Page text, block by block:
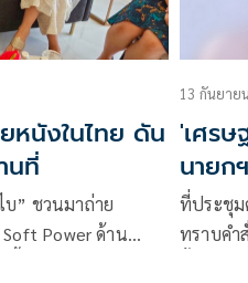
หนังในไทย ดัน
นที่
บ” ชวนมาถ่าย
Power ด้าน
13 กันยาย
'เศร
นายก
ที่ประชุม
ทราบคำ